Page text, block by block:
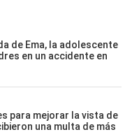
de Ema, la adolescente
en un accidente en
para mejorar la vista de
una multa de más